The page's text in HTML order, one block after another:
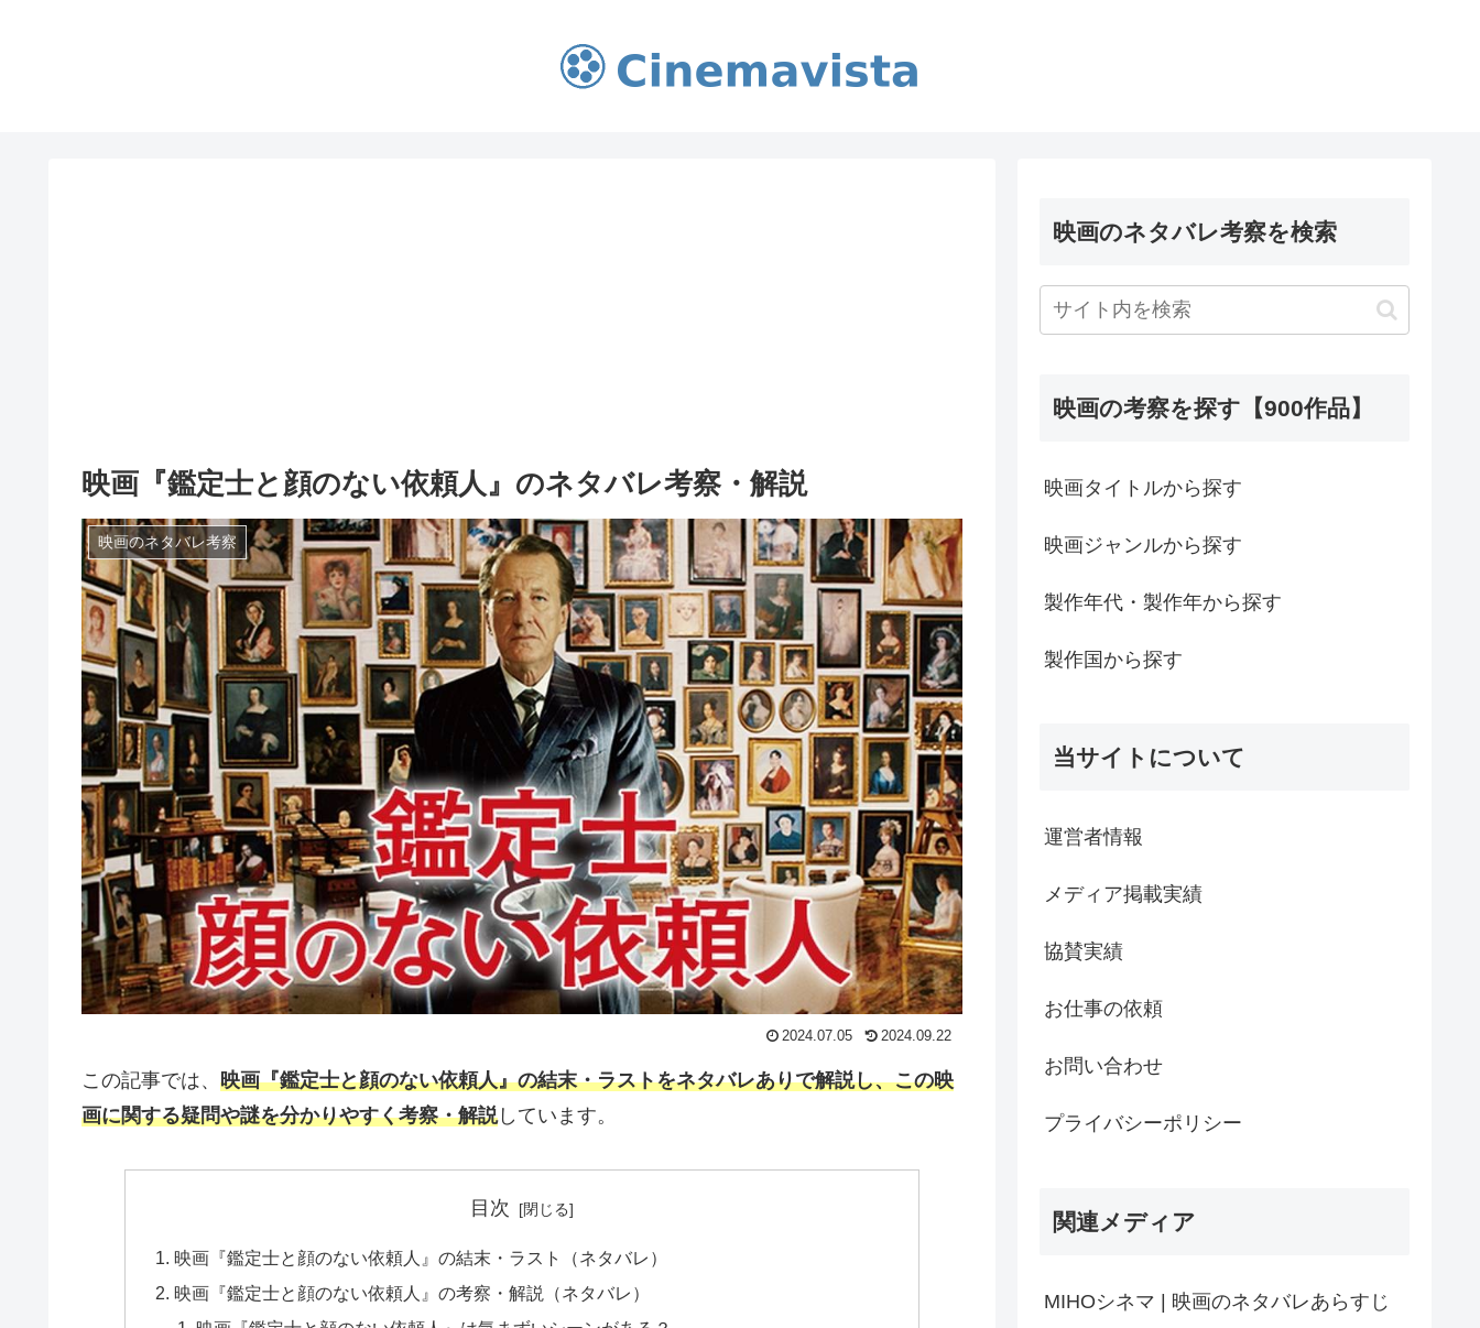
映画『鑑定士と顔のない依頼人』のネタバレ考察・解説
映画のネタバレ考察
2024.07.05 2024.09.22
この記事では、 映画『鑑定士と顔のない依頼人』の結末・ラストをネタバレありで解説し、この映
画に関する疑問や謎を分かりやすく考察・解説しています。
目次
映画『鑑定士と顔のない依頼人』の結末・ラスト（ネタバレ）
映画『鑑定士と顔のない依頼人』の考察・解説（ネタバレ）
映画のネタバレ考察を検索
映画の考察を探す【900作品】
映画タイトルから探す
映画ジャンルから探す
製作年代・製作年から探す
製作国から探す
当サイトについて
運営者情報
メディア掲載実績
協賛実績
お仕事の依頼
お問い合わせ
プライバシーポリシー
関連メディア
MIHOシネマ | 映画のネタバレあらすじ